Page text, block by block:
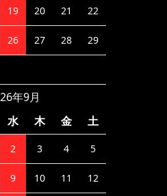
19 20 21 22
26 27 28 29
年9月
水 木 金 土
2 3 4 5
9 10 11 12